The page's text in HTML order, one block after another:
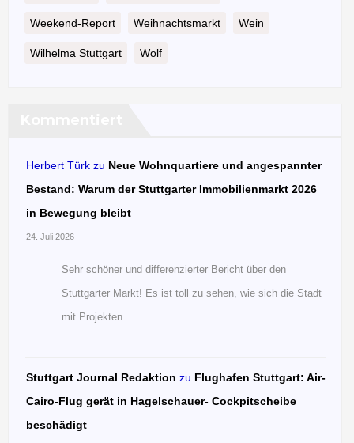
Weekend-Report Weihnachtsmarkt Wein
Wilhelma Stuttgart Wolf
Herbert Türk zu Neue Wohnquartiere und angespannter
Bestand: Warum der Stuttgarter Immobilienmarkt 2026
in Bewegung bleibt
24. Juli 2026
Sehr schöner und differenzierter Bericht über den
Stuttgarter Markt! Es ist toll zu sehen, wie sich die Stadt
mit Projekten…
Stuttgart Journal Redaktion zu Flughafen Stuttgart: Air-
Cairo-Flug gerät in Hagelschauer- Cockpitscheibe
beschädigt